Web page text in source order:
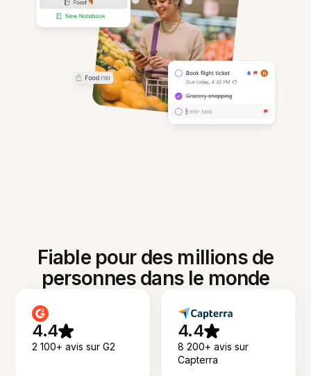
Fiable pour des millions de
personnes dans le monde
4.4
2 100+ avis sur G2
4.4
8 200+ avis sur
Capterra